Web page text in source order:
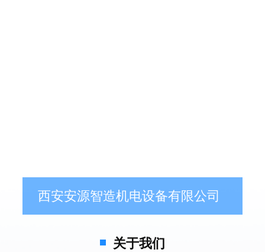
关于我们
西安安源智造机电设备有限公司